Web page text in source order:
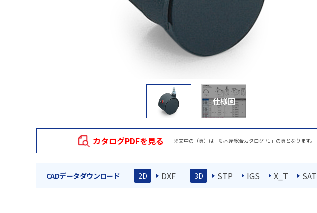
仕様図
カタログPDFを見る ※文中の（頁）は「栃木屋総合カタログ 71」の頁となります。
CADデータダウンロード 2D DXF 3D STP IGS X_T SAT